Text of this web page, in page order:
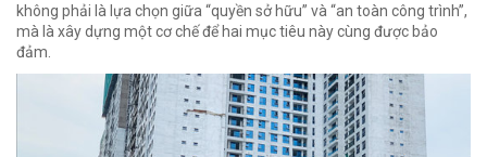
không phải là lựa chọn giữa “quyền sở hữu” và “an toàn công trình”,
mà là xây dựng một cơ chế để hai mục tiêu này cùng được bảo
đảm.